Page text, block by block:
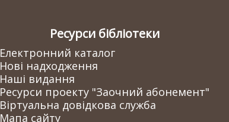
Ресурси бібліотеки
Електронний каталог
Нові надходження
Наші видання
Ресурси проекту "Заочний абонемент"
Віртуальна довідкова служба
Мапа сайту